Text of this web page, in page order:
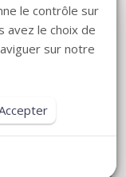
le contrôle sur
avez le choix de
sur notre